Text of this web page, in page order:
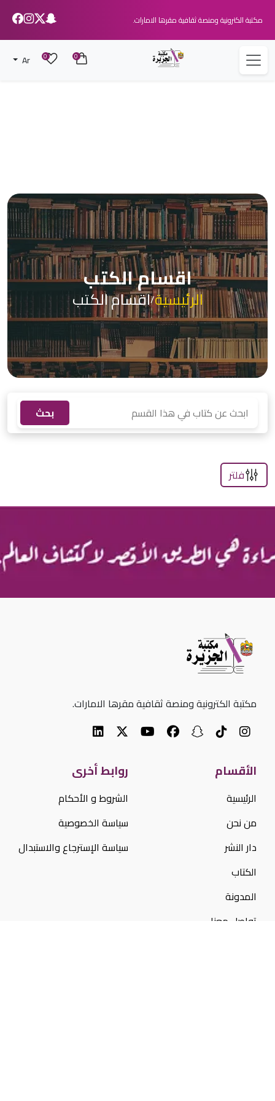
مكتبة الكترونية ومنصة ثقافية مقرها الامارات.
0
0
Ar
اقسام الكتب
الرئيسية/اقسام الكتب
بحث
فلتر
مكتبة الكترونية ومنصة ثقافية مقرها الامارات.
الأقسام
الرئيسية
من نحن
دار النشر
الكتاب
المدونة
تواصل معنا
روابط أخرى
الشروط و الأحكام
سياسة الخصوصية
سياسة الإسترجاع والاستبدال